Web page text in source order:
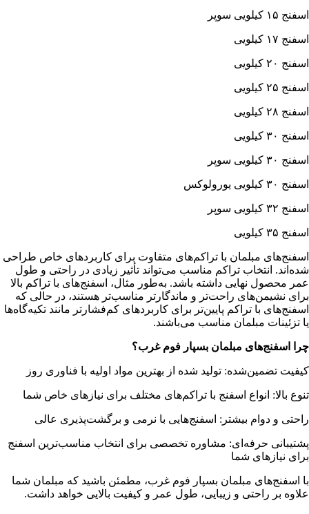
اسفنج ۱۵ کیلویی سوپر
اسفنج ۱۷ کیلویی
اسفنج ۲۰ کیلویی
اسفنج ۲۵ کیلویی
اسفنج ۲۸ کیلویی
اسفنج ۳۰ کیلویی
اسفنج ۳۰ کیلویی سوپر
اسفنج ۳۰ کیلویی یورولوکس
اسفنج ۳۲ کیلویی سوپر
اسفنج ۳۵ کیلویی
اسفنج‌های مبلمان با تراکم‌های متفاوت برای کاربردهای خاص طراحی
شده‌اند. انتخاب تراکم مناسب می‌تواند تأثیر زیادی در راحتی و طول
عمر محصول نهایی داشته باشد. به‌طور مثال، اسفنج‌های با تراکم بالا
برای نشیمن‌های راحت‌تر و ماندگارتر مناسب‌تر هستند، در حالی که
اسفنج‌های با تراکم پایین‌تر برای کاربردهای کم‌فشارتر مانند تکیه‌گاه‌ها
یا تزئینات مبلمان مناسب می‌باشند.
چرا اسفنج‌های مبلمان بسپار فوم غرب؟
کیفیت تضمین‌شده: تولید شده از بهترین مواد اولیه با فناوری روز
تنوع بالا: انواع اسفنج با تراکم‌های مختلف برای نیازهای خاص شما
راحتی و دوام بیشتر: اسفنج‌هایی با نرمی و برگشت‌پذیری عالی
پشتیبانی حرفه‌ای: مشاوره تخصصی برای انتخاب مناسب‌ترین اسفنج
برای نیازهای شما
با اسفنج‌های مبلمان بسپار فوم غرب، مطمئن باشید که مبلمان شما
علاوه بر راحتی و زیبایی، طول عمر و کیفیت بالایی خواهد داشت.